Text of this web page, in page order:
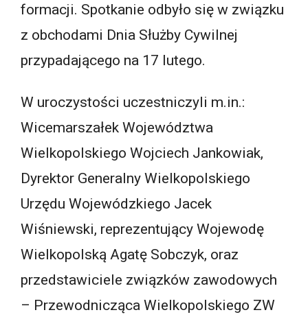
formacji. Spotkanie odbyło się w związku
z obchodami Dnia Służby Cywilnej
przypadającego na 17 lutego.
W uroczystości uczestniczyli m.in.:
Wicemarszałek Województwa
Wielkopolskiego Wojciech Jankowiak,
Dyrektor Generalny Wielkopolskiego
Urzędu Wojewódzkiego Jacek
Wiśniewski, reprezentujący Wojewodę
Wielkopolską Agatę Sobczyk, oraz
przedstawiciele związków zawodowych
– Przewodnicząca Wielkopolskiego ZW